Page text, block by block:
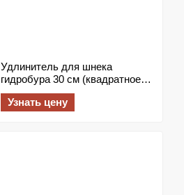
Удлинитель для шнека
гидробура 30 см (квадратное
соединение 35х35 мм)
Узнать цену